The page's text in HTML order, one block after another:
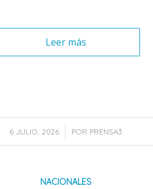
Leer más
6 JULIO, 2026 POR PRENSA3
NACIONALES